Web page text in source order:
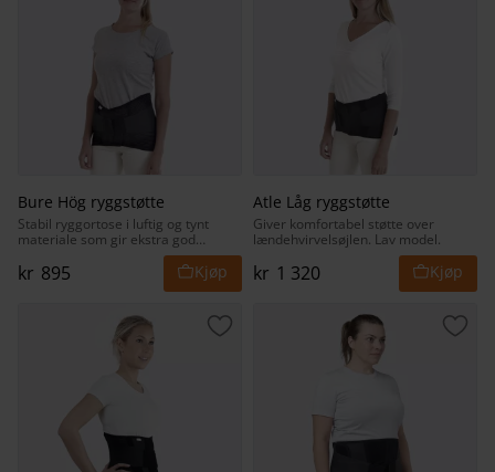
Bure Hög ryggstøtte
Stabil ryggortose i luftig og tynt
materiale som gir ekstra god
kr 895
Atle Låg ryggstøtte
Giver komfortabel støtte over
lændehvirvelsøjlen. Lav model.
kr 1 320
Lagre som favoritt